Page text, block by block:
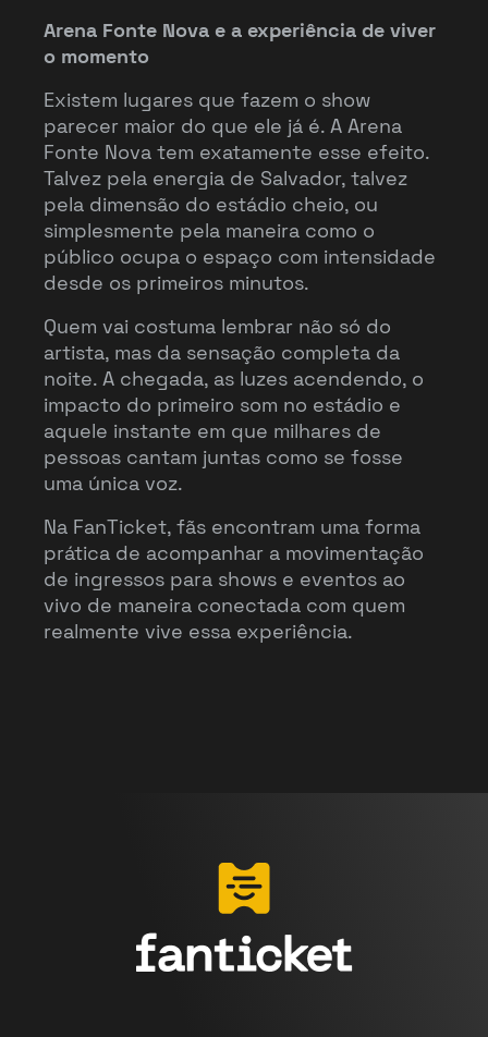
Arena Fonte Nova e a experiência de viver
o momento
Existem lugares que fazem o show
parecer maior do que ele já é. A Arena
Fonte Nova tem exatamente esse efeito.
Talvez pela energia de Salvador, talvez
pela dimensão do estádio cheio, ou
simplesmente pela maneira como o
público ocupa o espaço com intensidade
desde os primeiros minutos.
Quem vai costuma lembrar não só do
artista, mas da sensação completa da
noite. A chegada, as luzes acendendo, o
impacto do primeiro som no estádio e
aquele instante em que milhares de
pessoas cantam juntas como se fosse
uma única voz.
Na FanTicket, fãs encontram uma forma
prática de acompanhar a movimentação
de ingressos para shows e eventos ao
vivo de maneira conectada com quem
realmente vive essa experiência.